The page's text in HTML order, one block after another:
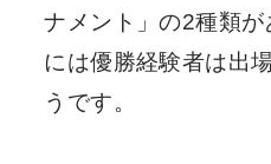
ナメント」の2種類
には優勝経験者は出
うです。